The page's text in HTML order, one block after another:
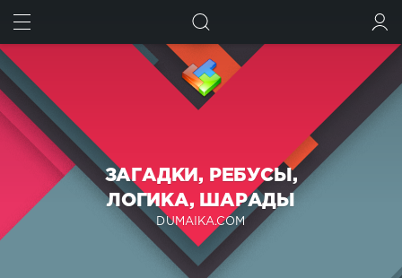
ЗАГАДКИ, РЕБУСЫ,
ЛОГИКА, ШАРАДЫ
DUMAIKA.COM